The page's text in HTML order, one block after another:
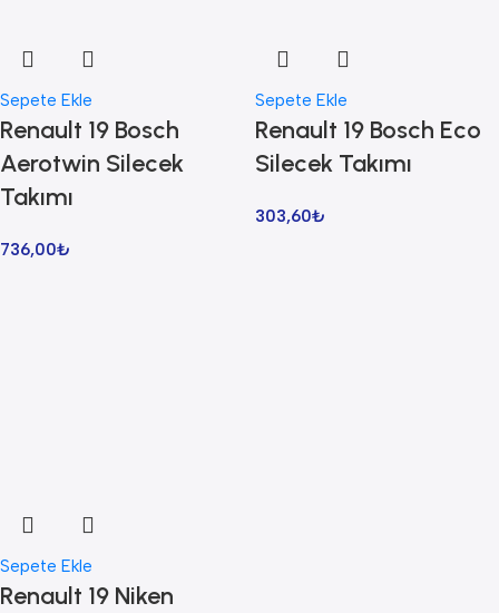
Sepete Ekle
Renault 19 Bosch
Aerotwin Silecek
Takımı
736,00₺
Sepete Ekle
Renault 19 Bosch Eco
Silecek Takımı
303,60₺
Sepete Ekle
Renault 19 Niken